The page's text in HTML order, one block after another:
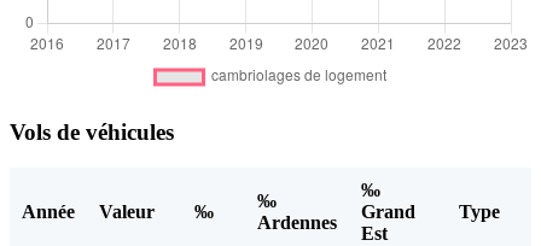
Vols de véhicules
Année Valeur ‰
‰
Ardennes
‰
Grand
Est
Type